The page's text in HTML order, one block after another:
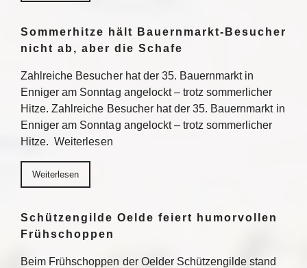
Sommerhitze hält Bauernmarkt-Besucher
nicht ab, aber die Schafe
Zahlreiche Besucher hat der 35. Bauernmarkt in
Enniger am Sonntag angelockt – trotz sommerlicher
Hitze. Zahlreiche Besucher hat der 35. Bauernmarkt in
Enniger am Sonntag angelockt – trotz sommerlicher
Hitze. Weiterlesen
Weiterlesen
Schützengilde Oelde feiert humorvollen
Frühschoppen
Beim Frühschoppen der Oelder Schützengilde stand